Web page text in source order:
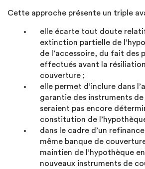
Cette approche présente un triple
elle écarte tout doute
extinction partielle de
de l’accessoire, du fait des
effectués avant la
couverture ;
elle permet d’inclure dans
garantie des instruments
seraient pas encore
constitution de
dans le cadre d’un
même banque de
maintien de l’hypothèque
nouveaux instruments de